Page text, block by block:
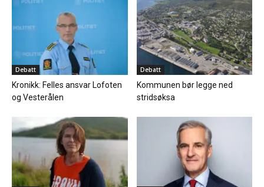
Debatt
Kronikk: Felles ansvar Lofoten
og Vesterålen
Debatt
Kommunen bør legge ned
stridsøksa